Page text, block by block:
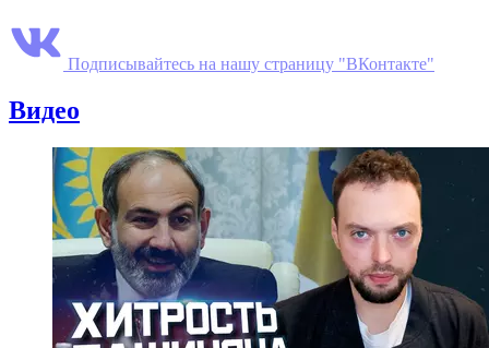
Подписывайтесь на нашу страницу "ВКонтакте"
Видео